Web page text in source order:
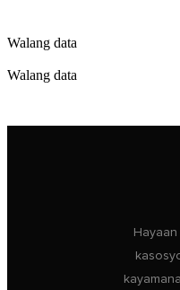
Walang data
Walang data